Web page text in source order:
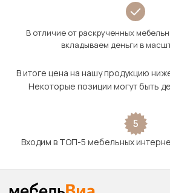
В отличие от раскрученных
вкладываем деньги в
В итоге цена на нашу продукцию
Некоторые позиции могут быть
5
Входим в ТОП-5 мебельных